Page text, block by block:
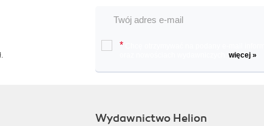
*
więcej »
Wydawnictwo Helion